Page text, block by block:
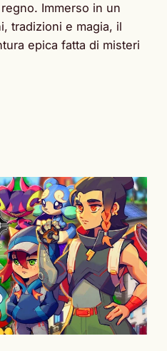
Immerso in un
tradizioni e magia, il
epica fatta di misteri